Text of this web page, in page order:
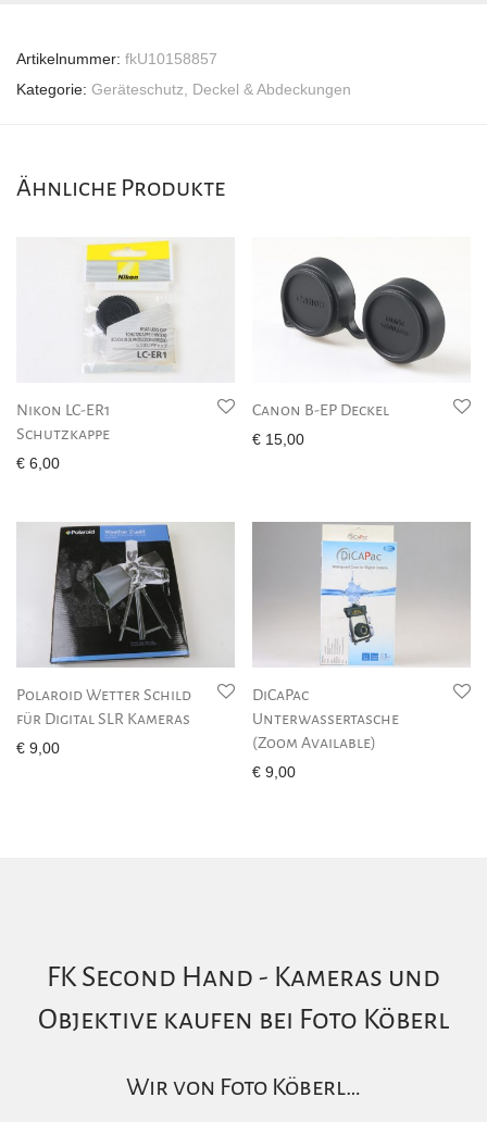
Artikelnummer: fkU10158857
Kategorie: Geräteschutz, Deckel & Abdeckungen
Ähnliche Produkte
Nikon LC-ER1
Schutzkappe
€ 6,00
Canon B-EP Deckel
€ 15,00
Polaroid Wetter Schild
für Digital SLR Kameras
€ 9,00
DiCaPac
Unterwassertasche
(Zoom Available)
€ 9,00
FK Second Hand - Kameras und
Objektive kaufen bei Foto Köberl
Wir von Foto Köberl…